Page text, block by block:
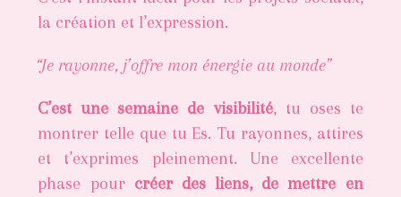
la création et l’expression.
“Je rayonne, j’offre mon énergie au monde”
C’est une semaine de visibilité, tu oses te
montrer telle que tu Es. Tu rayonnes, attires
et t’exprimes pleinement. Une excellente
phase pour créer des liens, de mettre en